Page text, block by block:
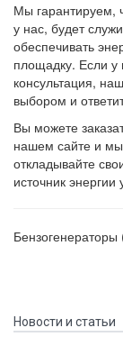
Мы гарантируем,
у нас, будет
обеспечивать
площадку. Если у
консультация,
выбором и
Вы можете
нашем сайте и
откладывайте
источник энергии
Новости и статьи